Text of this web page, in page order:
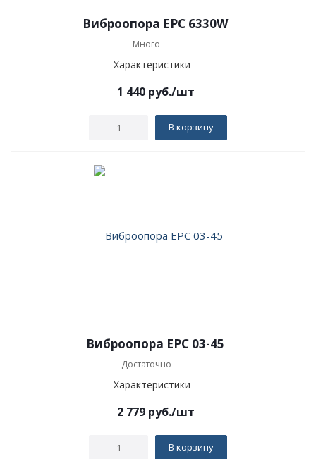
Виброопора EPC 6330W
Много
Характеристики
1 440руб./шт
В корзину
Виброопора EPC 03-45
Достаточно
Характеристики
2 779руб./шт
В корзину